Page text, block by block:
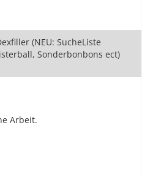
(NEU: SucheListe
Sonderbonbons ect)
Arbeit.